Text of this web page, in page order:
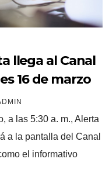
llega al Canal
16 de marzo
a las 5:30 a. m., Alerta
a la pantalla del Canal
el informativo